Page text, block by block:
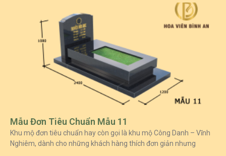
Mẫu Đơn Tiêu Chuẩn Mẫu 11
Khu mộ đơn tiêu chuẩn hay còn gọi là khu mộ Công Danh – Vĩnh
Nghiêm, dành cho những khách hàng thích đơn giản nhưng